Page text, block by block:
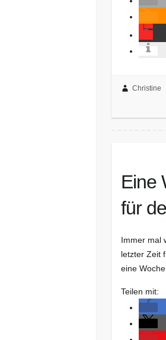
Christine
Eine
für
Immer mal
letzter Zeit
eine
Teilen mit: